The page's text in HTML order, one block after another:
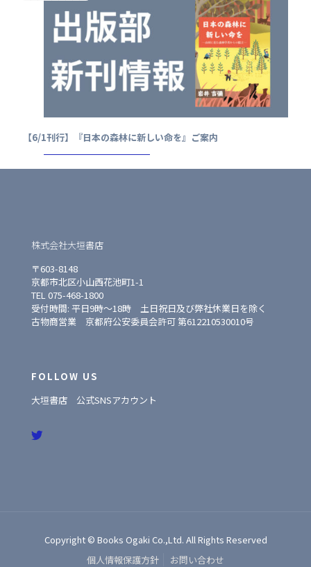
【6/1刊行】『日本の森林に新しい命を』ご案内
株式会社大垣書店
〒603-8148
京都市北区小山西花池町1-1
TEL 075-468-1800
受付時間: 平日9時〜18時 土日祝日及び弊社休業日を除く
古物商営業 京都府公安委員会許可 第612210530010号
FOLLOW US
大垣書店 公式SNSアカウント
Copyright © Books Ogaki Co.,Ltd. All Rights Reserved
個人情報保護方針
お問い合わせ